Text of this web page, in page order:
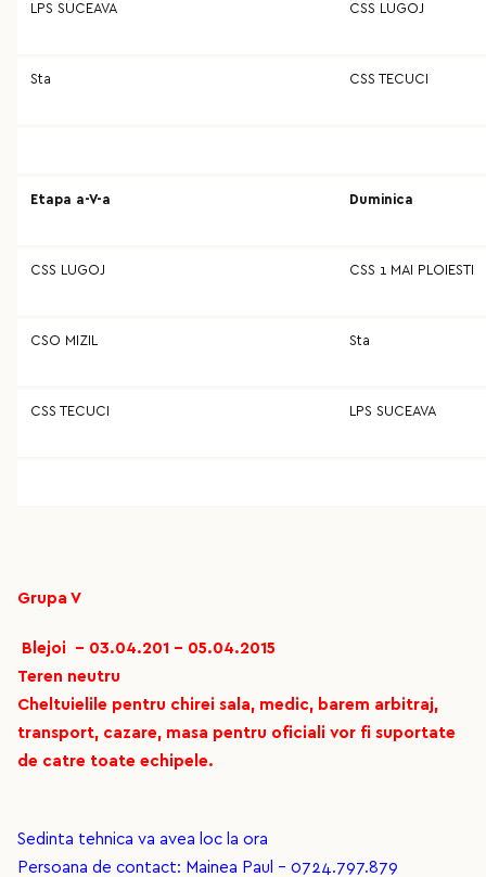
LPS SUCEAVA CSS LUGOJ
Sta CSS TECUCI
Etapa a-V-a Duminica
CSS LUGOJ CSS 1 MAI PLOIESTI
CSO MIZIL Sta
CSS TECUCI LPS SUCEAVA
Grupa V
Blejoi - 03.04.201 - 05.04.2015
Teren neutru
Cheltuielile pentru chirei sala, medic, barem arbitraj,
transport, cazare, masa pentru oficiali vor fi suportate
de catre toate echipele.
Sedinta tehnica va avea loc la ora
Persoana de contact: Mainea Paul - 0724.797.879